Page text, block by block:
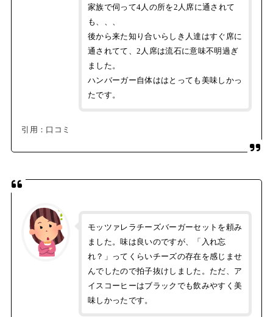
家族で伺って4人の所を2人席に通されて
も、、、
後から来た知り合いらしき人達はすぐ席に
通されてて、2人席は流石に意味不明過ぎ
ました。
ハンバーガー自体ははとっても美味しかっ
たです。
引用：口コミ
モッツァレラチーズバーガーセットを頼み
ました。味は良いのですが、「入れ忘
れ？」ってくらいチーズの存在を感じませ
んでしたので拍子抜けしました。ただ、ア
イスコーヒーはブラックでも飲みやすく美
味しかったです。